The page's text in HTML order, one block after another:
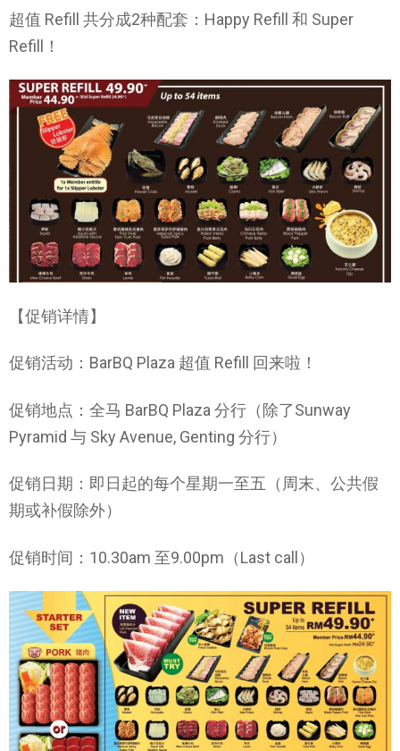
超值 Refill 共分成2种配套：Happy Refill 和 Super
Refill！
【促销详情】
促销活动：BarBQ Plaza 超值 Refill 回来啦！
促销地点：全马 BarBQ Plaza 分行（除了Sunway
Pyramid 与 Sky Avenue, Genting 分行）
促销日期：即日起的每个星期一至五（周末、公共假
期或补假除外）
促销时间：10.30am 至9.00pm（Last call）